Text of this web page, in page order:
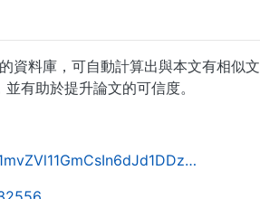
資料庫，可自動計算出與本文有相似
有助於提升論文的可信度。